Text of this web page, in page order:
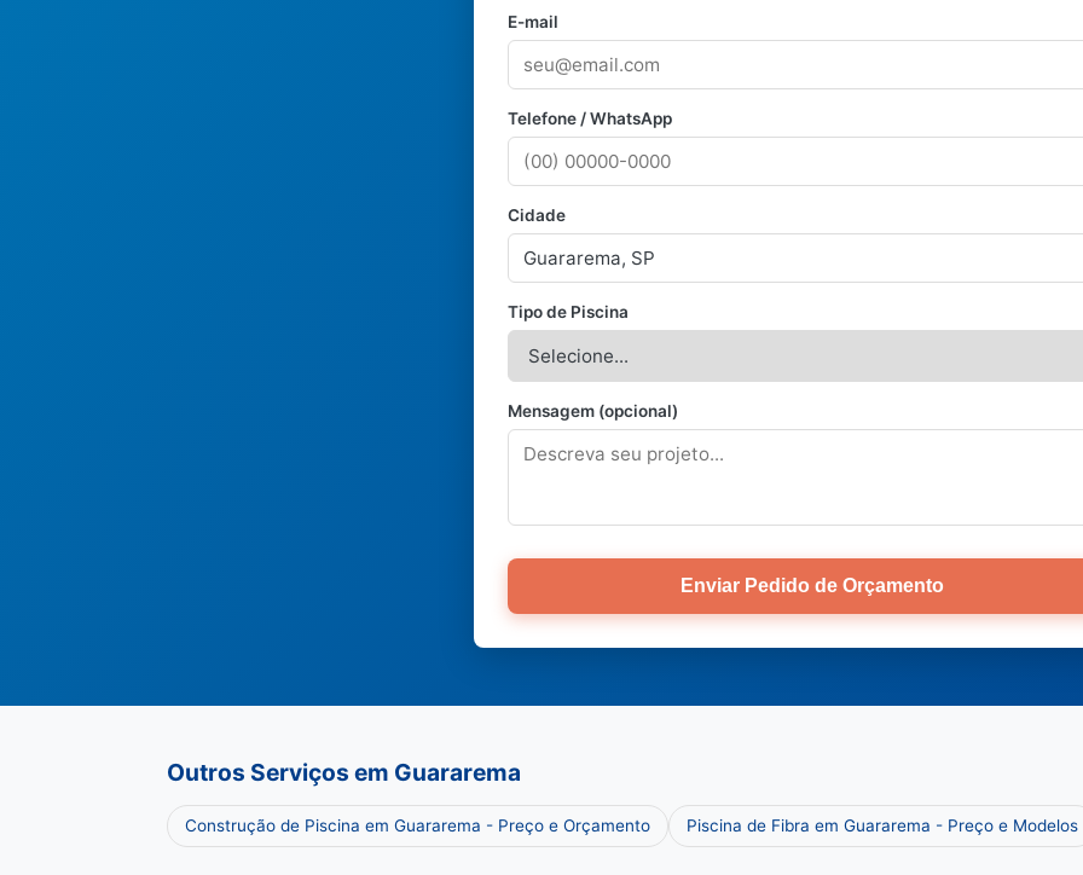
E-mail
Telefone / WhatsApp
Cidade
Tipo de Piscina
Mensagem (opcional)
Enviar Pedido de Orçamento
Outros Serviços em Guararema
Construção de Piscina em Guararema - Preço e Orçamento Piscina de Fibra em Guararema - Preço e Modelos